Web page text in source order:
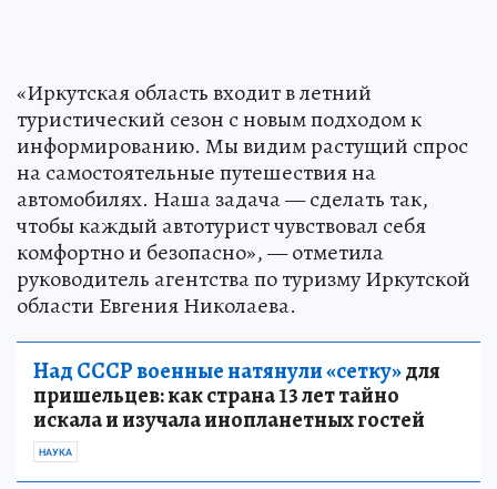
«Иркутская область входит в летний
туристический сезон с новым подходом к
информированию. Мы видим растущий спрос
на самостоятельные путешествия на
автомобилях. Наша задача — сделать так,
чтобы каждый автотурист чувствовал себя
комфортно и безопасно», — отметила
руководитель агентства по туризму Иркутской
области Евгения Николаева.
Над СССР военные натянули «сетку»для
пришельцев: как страна 13 лет тайно
искала и изучала инопланетных гостей
НАУКА